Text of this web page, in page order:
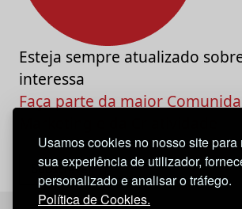
Usamos cookies no nosso site para
sua experiência de utilizador,
personalizado e analisar o tráfego.
Política de Cookies.
Esteja sempre atualizado
interessa
Faça parte da maior